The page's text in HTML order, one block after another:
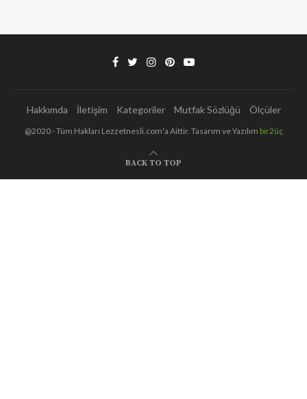
Hakkımda İletişim Kategoriler Mutfak Sözlüğü Ölçüler
@2020 - Tüm Hakları Lezzetnesli.com'a Aittir. Tasarım ve Yazılım bir2üç
BACK TO TOP